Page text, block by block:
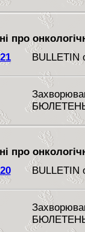
про
BULLETIN
про
BULLETIN